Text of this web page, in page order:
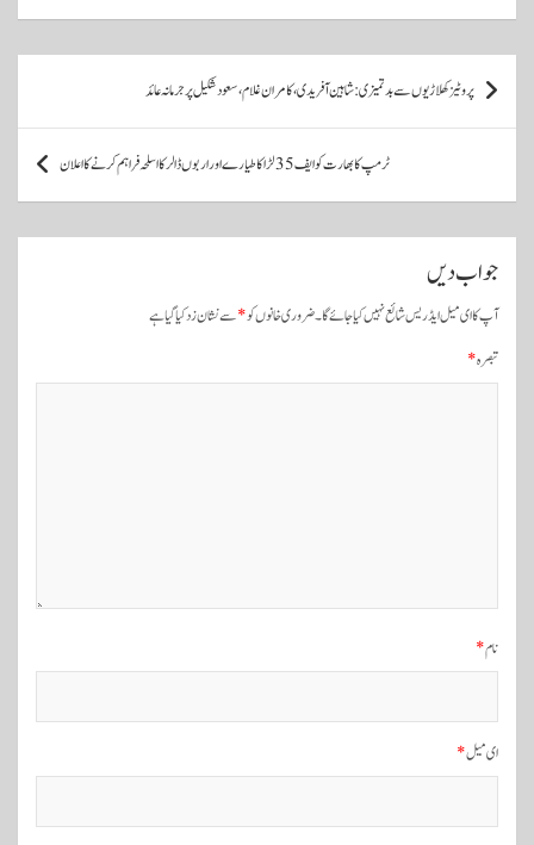
ok
r
A
pp
و
ن
پروٹیز کھلاڑیوں سے بدتمیزی: شاہین آفریدی، کامران غلام، سعود شکیل پر جرمانہ عائد
ٹرمپ کا بھارت کو ایف 35 لڑاکا طیارے اور اربوں ڈالر کا اسلحہ فراہم کرنے کا اعلان
جواب دیں
آپ کا ای میل ایڈریس شائع نہیں کیا جائے گا۔ضروری خانوں کو*سے نشان زد کیا گیا ہے
تبصرہ*
نام*
ای میل*